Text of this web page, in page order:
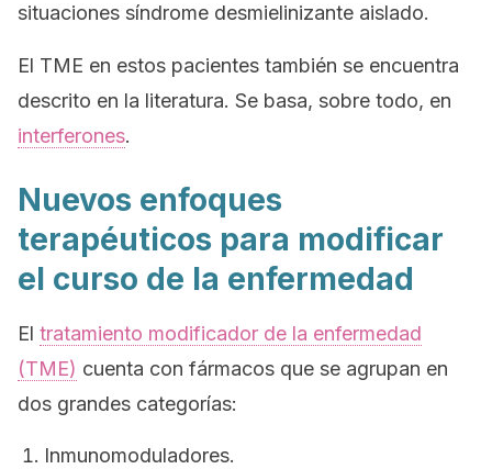
situaciones síndrome desmielinizante aislado.
El TME en estos pacientes también se encuentra
descrito en la literatura. Se basa, sobre todo, en
interferones.
Nuevos enfoques
terapéuticos para modificar
el curso de la enfermedad
El tratamiento modificador de la enfermedad
(TME) cuenta con fármacos que se agrupan en
dos grandes categorías:
Inmunomoduladores.